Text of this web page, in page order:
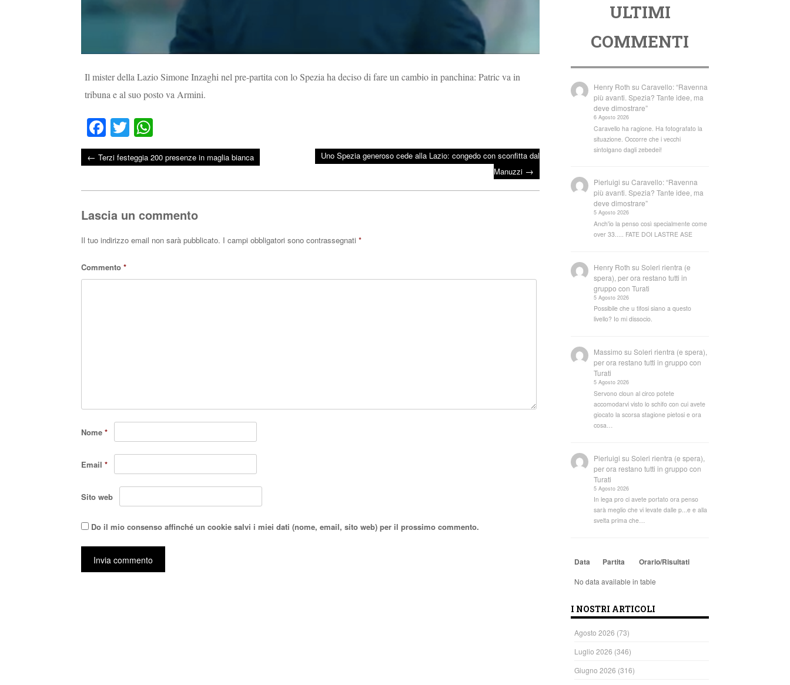
Il mister della Lazio Simone Inzaghi nel pre-partita con lo Spezia ha deciso di fare un cambio in panchina: Patric va in
tribuna e al suo posto va Armini.
Fa
ce
bo
T
wi
tte
ha
ts
← Terzi festeggia 200 presenze in maglia bianca
Uno Spezia generoso cede alla Lazio: congedo con sconfitta dal
Manuzzi →
Lascia un commento
Il tuo indirizzo email non sarà pubblicato. I campi obbligatori sono contrassegnati *
Commento *
Nome *
Email *
Sito web
Do il mio consenso affinché un cookie salvi i miei dati (nome, email, sito web) per il prossimo commento.
ULTIMI
COMMENTI
Henry Roth suCaravello: “Ravenna
più avanti. Spezia? Tante idee, ma
deve dimostrare”
6 Agosto 2026
Caravello ha ragione. Ha fotografato la
situazione. Occorre che i vecchi
sintolgano dagli zebedei!
Pierluigi suCaravello: “Ravenna
più avanti. Spezia? Tante idee, ma
deve dimostrare”
5 Agosto 2026
Anch'io la penso così specialmente come
over 33..... FATE DOI LASTRE ASE
Henry Roth suSoleri rientra (e
spera), per ora restano tutti in
gruppo con Turati
5 Agosto 2026
Possibile che u tifosi siano a questo
livello? Io mi dissocio.
Massimo suSoleri rientra (e spera),
per ora restano tutti in gruppo con
Turati
5 Agosto 2026
Servono cloun al circo potete
accomodarvi visto lo schifo con cui avete
giocato la scorsa stagione pietosi e ora
cosa…
Pierluigi suSoleri rientra (e spera),
per ora restano tutti in gruppo con
Turati
5 Agosto 2026
In lega pro ci avete portato ora penso
sarà meglio che vi levate dalle p...e e alla
svelta prima che…
Data Partita Orario/Risultati
No data available in table
I NOSTRI ARTICOLI
Agosto 2026 (73)
Luglio 2026 (346)
Giugno 2026 (316)